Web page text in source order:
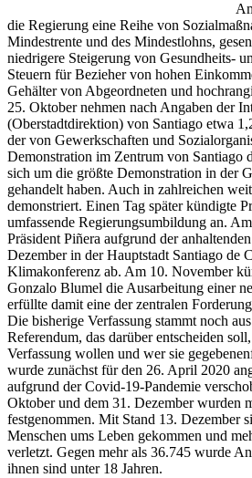
die Regierung eine Reihe von
Mindestrente und des Mindestlohns,
niedrigere Steigerung von Gesundheits-
Steuern für Bezieher von hohen
Gehälter von Abgeordneten und
25. Oktober nehmen nach Angaben der
(Oberstadtdirektion) von Santiago etwa
der von Gewerkschaften und
Demonstration im Zentrum von Santiago
sich um die größte Demonstration in der
gehandelt haben. Auch in zahlreichen
demonstriert. Einen Tag später kündigte
umfassende Regierungsumbildung an.
Präsident Piñera aufgrund der
Dezember in der Hauptstadt Santiago de
Klimakonferenz ab. Am 10. November
Gonzalo Blumel die Ausarbeitung einer
erfüllte damit eine der zentralen
Die bisherige Verfassung stammt noch
Referendum, das darüber entscheiden
Verfassung wollen und wer sie
wurde zunächst für den 26. April 2020
aufgrund der Covid-19-Pandemie
Oktober und dem 31. Dezember wurden
festgenommen. Mit Stand 13. Dezember
Menschen ums Leben gekommen und
verletzt. Gegen mehr als 36.745 wurde
ihnen sind unter 18 Jahren.